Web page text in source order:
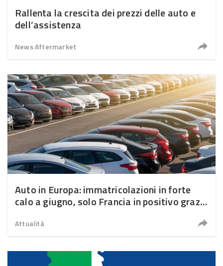
Rallenta la crescita dei prezzi delle auto e
dell’assistenza
News Aftermarket
Auto in Europa: immatricolazioni in forte
calo a giugno, solo Francia in positivo grazie
Attualità